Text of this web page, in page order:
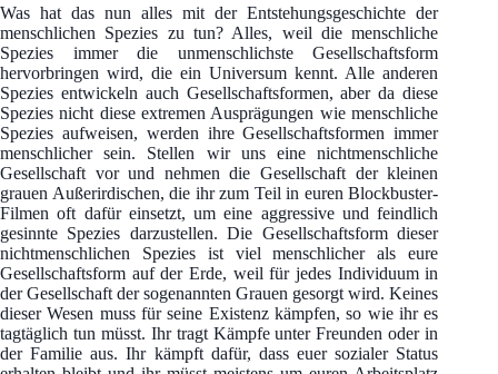
Was hat das nun alles mit der Entstehungsgeschichte der
menschlichen Spezies zu tun? Alles, weil die menschliche
Spezies immer die unmenschlichste Gesellschaftsform
hervorbringen wird, die ein Universum kennt. Alle anderen
Spezies entwickeln auch Gesellschaftsformen, aber da diese
Spezies nicht diese extremen Ausprägungen wie menschliche
Spezies aufweisen, werden ihre Gesellschaftsformen immer
menschlicher sein. Stellen wir uns eine nichtmenschliche
Gesellschaft vor und nehmen die Gesellschaft der kleinen
grauen Außerirdischen, die ihr zum Teil in euren Blockbuster-
Filmen oft dafür einsetzt, um eine aggressive und feindlich
gesinnte Spezies darzustellen. Die Gesellschaftsform dieser
nichtmenschlichen Spezies ist viel menschlicher als eure
Gesellschaftsform auf der Erde, weil für jedes Individuum in
der Gesellschaft der sogenannten Grauen gesorgt wird. Keines
dieser Wesen muss für seine Existenz kämpfen, so wie ihr es
tagtäglich tun müsst. Ihr tragt Kämpfe unter Freunden oder in
der Familie aus. Ihr kämpft dafür, dass euer sozialer Status